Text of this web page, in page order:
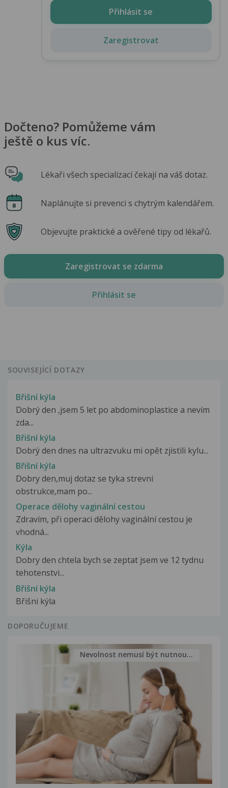
Přihlásit se
Zaregistrovat
Dočteno? Pomůžeme vám
ještě o kus víc.
Lékaři všech specializací čekají na váš dotaz.
Naplánujte si prevenci s chytrým kalendářem.
Objevujte praktické a ověřené tipy od lékařů.
Zaregistrovat se zdarma
Přihlásit se
SOUVISEJÍCÍ DOTAZY
Břišní kýla
Dobrý den ,jsem 5 let po abdominoplastice a nevím
zda...
Břišní kýla
Dobrý den dnes na ultrazvuku mi opět zjistili kylu...
Břišní kýla
Dobry den,muj dotaz se tyka strevni
obstrukce,mam po...
Operace dělohy vaginální cestou
Zdravím, při operaci dělohy vaginální cestou je
vhodná...
Kýla
Dobry den chtela bych se zeptat jsem ve 12 tydnu
tehotenstvi...
Břišní kýla
Břišni kýla
DOPORUČUJEME
Nevolnost nemusí být nutnou...